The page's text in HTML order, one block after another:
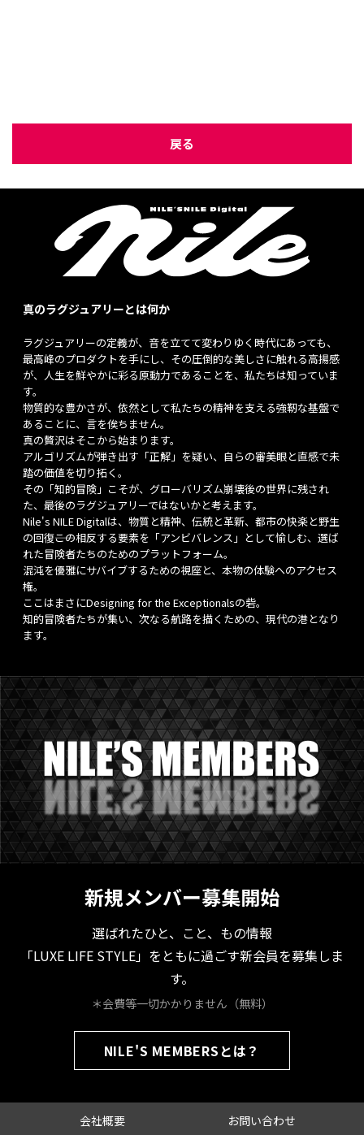
戻る
真のラグジュアリーとは何か
ラグジュアリーの定義が、音を立てて変わりゆく時代にあっても、
最高峰のプロダクトを手にし、その圧倒的な美しさに触れる高揚感
が、人生を鮮やかに彩る原動力であることを、私たちは知っていま
す。
物質的な豊かさが、依然として私たちの精神を支える強靭な基盤で
あることに、言を俟ちません。
真の贅沢はそこから始まります。
アルゴリズムが弾き出す「正解」を疑い、自らの審美眼と直感で未
踏の価値を切り拓く。
その「知的冒険」こそが、グローバリズム崩壊後の世界に残され
た、最後のラグジュアリーではないかと考えます。
Nile's NILE Digitalは、物質と精神、伝統と革新、都市の快楽と野生
の回復――この相反する要素を「アンビバレンス」として愉しむ、選ば
れた冒険者たちのためのプラットフォーム。
混沌を優雅にサバイブするための視座と、本物の体験へのアクセス
権。
ここはまさにDesigning for the Exceptionalsの砦。
知的冒険者たちが集い、次なる航路を描くための、現代の港となり
ます。
新規メンバー募集開始
選ばれたひと、こと、もの情報
「LUXE LIFE STYLE」をともに過ごす新会員を募集しま
す。
＊会費等一切かかりません（無料）
NILE'S MEMBERSとは？
会社概要 お問い合わせ